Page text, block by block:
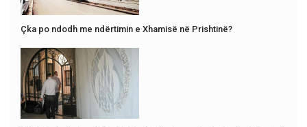
Çka po ndodh me ndërtimin e Xhamisë në Prishtinë?